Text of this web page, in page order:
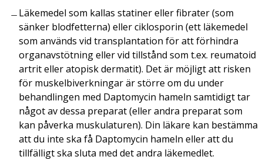
Läkemedel som kallas statiner eller fibrater (som
sänker blodfetterna) eller ciklosporin (ett läkemedel
som används vid transplantation för att förhindra
organavstötning eller vid tillstånd som t.ex. reumatoid
artrit eller atopisk dermatit). Det är möjligt att risken
för muskelbiverkningar är större om du under
behandlingen med Daptomycin hameln samtidigt tar
något av dessa preparat (eller andra preparat som
kan påverka muskulaturen). Din läkare kan bestämma
att du inte ska få Daptomycin hameln eller att du
tillfälligt ska sluta med det andra läkemedlet.